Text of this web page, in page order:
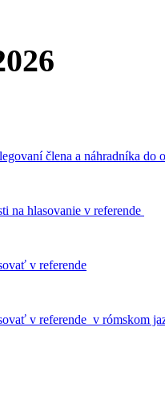
člena a náhradníka
na hlasovanie v referende
v referende
v referende v rómskom